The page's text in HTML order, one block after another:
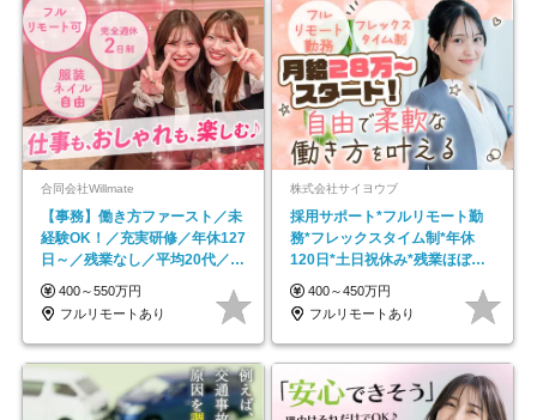
合同会社Willmate
【事務】働き方ファースト／未
経験OK！／充実研修／年休127
日～／残業なし／平均20代／リ
モートOK
400～550万円
フルリモートあり
株式会社サイヨウブ
採用サポート*フルリモート勤
務*フレックスタイム制*年休
120日*土日祝休み*残業ほぼな
し*育児中社員8割以上
400～450万円
フルリモートあり